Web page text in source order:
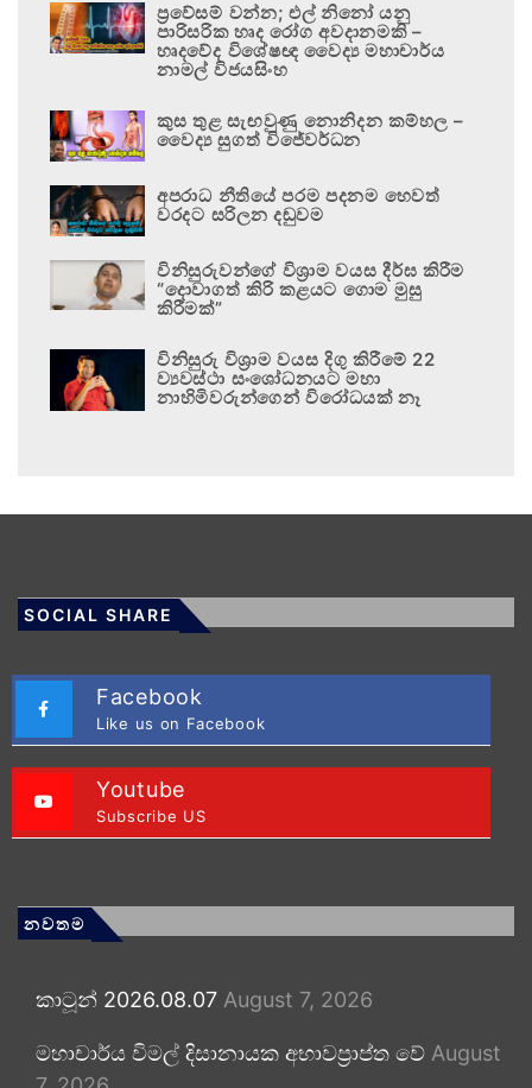
ප්‍රවේසම් වන්න; එල් නිනෝ යනු
පාරිසරික හෘද රෝග අවදානමකි –
හෘදවේද විශේෂඥ වෛද්‍ය මහාචාර්ය
නාමල් විජයසිංහ
කුස තුළ සැඟවුණු නොනිදන කම්හල –
වෛද්‍ය සුගත් විජේවර්ධන
අපරාධ නීතියේ පරම පදනම හෙවත්
වරදට සරිලන දඬුවම
විනිසුරුවන්ගේ විශ්‍රාම වයස දීර්ඝ කිරීම
“දොවාගත් කිරි කළයට ගොම මුසු
කිරීමක්”
විනිසුරු විශ්‍රාම වයස දිගු කිරීමේ 22
ව්‍යවස්ථා සංශෝධනයට මහා
නාහිමිවරුන්ගෙන් විරෝධයක් නෑ
SOCIAL SHARE
Facebook
Like us on Facebook
Youtube
Subscribe US
නවතම
කාටූන් 2026.08.07 August 7, 2026
මහාචාර්ය විමල් දිසානායක අභාවප්‍රාප්ත වේ August